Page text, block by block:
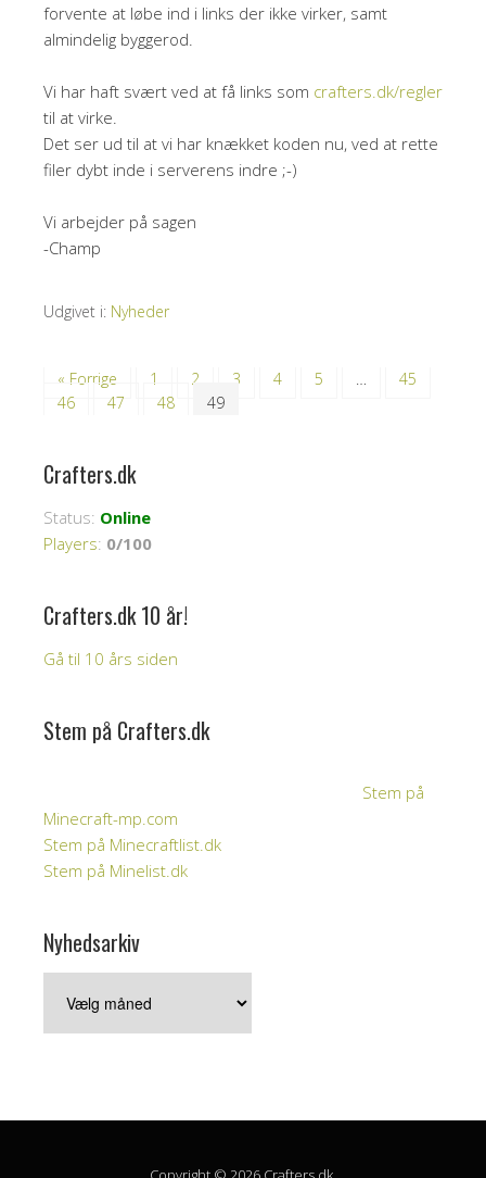
forvente at løbe ind i links der ikke virker, samt
almindelig byggerod.
Vi har haft svært ved at få links som crafters.dk/regler
til at virke.
Det ser ud til at vi har knækket koden nu, ved at rette
filer dybt inde i serverens indre ;-)
Vi arbejder på sagen
-Champ
Udgivet i: Nyheder
« Forrige 1 2 3 4 5 …
45
46
47 48 49
Crafters.dk
Status: Online
Players: 0/100
Crafters.dk 10 år!
Gå til 10 års siden
Stem på Crafters.dk
Stem på
Minecraft-mp.com
Stem på Minecraftlist.dk
Stem på Minelist.dk
Nyhedsarkiv